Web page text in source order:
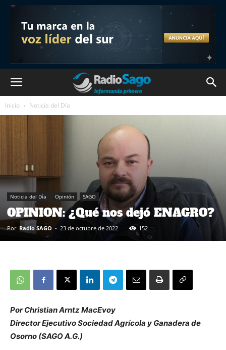
Inicio Noticia del Día
Noticia del Día Opinión SAGO
OPINION: ¿Qué nos dejó ENAGRO?
Por Radio SAGO - 23 de octubre de 2022 152
Por Christian Arntz MacEvoy
Director Ejecutivo Sociedad Agrícola y Ganadera de
Osorno (SAGO A.G.)